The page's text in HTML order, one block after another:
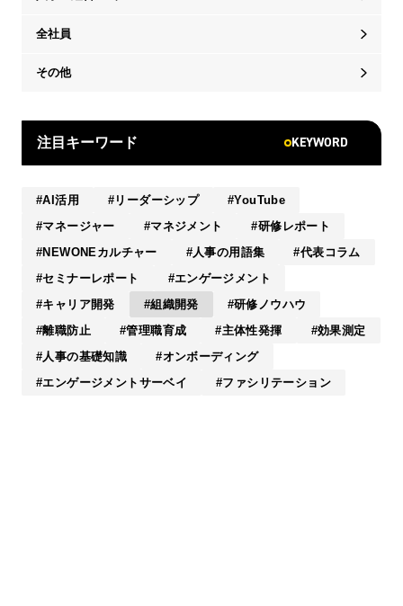
全社員
その他
注目キーワード KEYWORD
AI活用 リーダーシップ
YouTube
マネージャー
マネジメント
研修レポート
NEWONEカルチャー
人事の用語集
代表コラム
セミナーレポート
エンゲージメント
キャリア開発
組織開発
研修ノウハウ
離職防止
管理職育成 主体性発揮
効果測定
人事の基礎知識
オンボーディング
エンゲージメントサーベイ
ファシリテーション